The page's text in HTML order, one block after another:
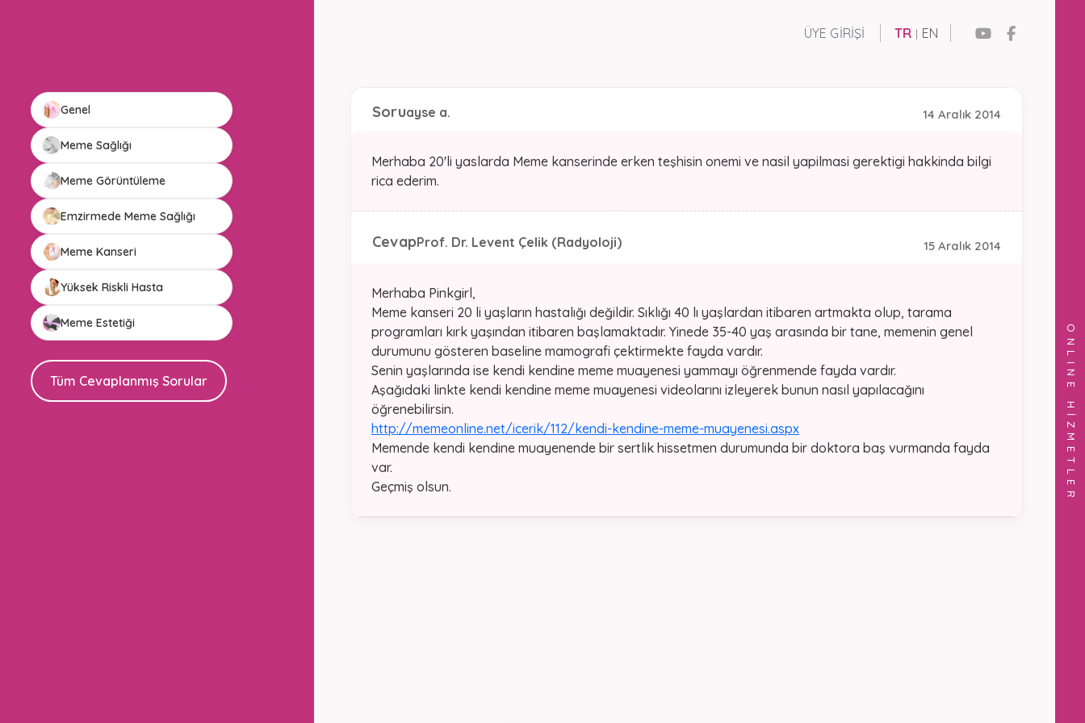
ÜYE GIRIŞI TR | EN
ONLINE HİZMETLER
Genel
Meme Sağlığı
Meme Görüntüleme
Emzirmede Meme Sağlığı
Meme Kanseri
Yüksek Riskli Hasta
Meme Estetiği
Tüm Cevaplanmış Sorular
14 Aralık 2014
Soruayse a.
Merhaba 20'li yaslarda Meme kanserinde erken teşhisin onemi ve nasil yapilmasi gerektigi hakkinda bilgi
rica ederim.
15 Aralık 2014
CevapProf. Dr. Levent Çelik (Radyoloji)
Merhaba Pinkgirl,
Meme kanseri 20 li yaşların hastalığı değildir. Sıklığı 40 lı yaşlardan itibaren artmakta olup, tarama
programları kırk yaşından itibaren başlamaktadır. Yinede 35-40 yaş arasında bir tane, memenin genel
durumunu gösteren baseline mamografi çektirmekte fayda vardır.
Senin yaşlarında ise kendi kendine meme muayenesi yammayı öğrenmende fayda vardır.
Aşağıdaki linkte kendi kendine meme muayenesi videolarını izleyerek bunun nasıl yapılacağını
öğrenebilirsin.
http://memeonline.net/icerik/112/kendi-kendine-meme-muayenesi.aspx
Memende kendi kendine muayenende bir sertlik hissetmen durumunda bir doktora baş vurmanda fayda
var.
Geçmiş olsun.